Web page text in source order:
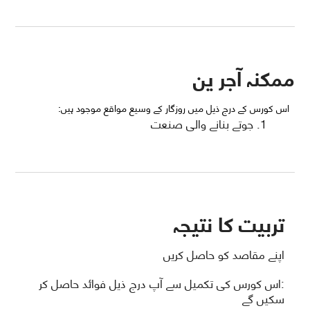
ممکنہ آجر ین
اس کورس کے درج ذیل میں روزگار کے وسیع مواقع موجود ہیں:
جوتے بنانے والی صنعت
تربیت کا نتیجہ
اپنے مقاصد کو حاصل کریں
:اس کورس کی تکمیل سے آپ درج ذیل فوائد حاصل کر
سکیں گے